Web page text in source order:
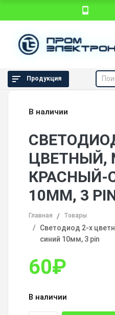
Продукция
В наличии
ЦВЕТНЫЙ,
КРАСНЫЙ-
10ММ, 3
Главная Товары
Светодиод 2-х
синий 10мм, 3 pin
60₽
В наличии